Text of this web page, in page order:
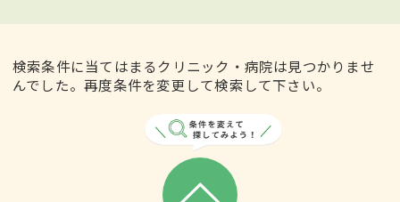
検索条件に当てはまるクリニック・病院は見つかりませ
んでした。再度条件を変更して検索して下さい。